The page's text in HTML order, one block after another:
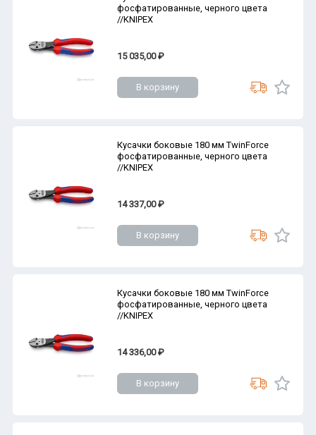
фосфатированные, черного цвета
//KNIPEX
15 035,00 ₽
В корзину
Кусачки боковые 180 мм TwinForce
фосфатированные, черного цвета
//KNIPEX
14 337,00 ₽
В корзину
Кусачки боковые 180 мм TwinForce
фосфатированные, черного цвета
//KNIPEX
14 336,00 ₽
В корзину